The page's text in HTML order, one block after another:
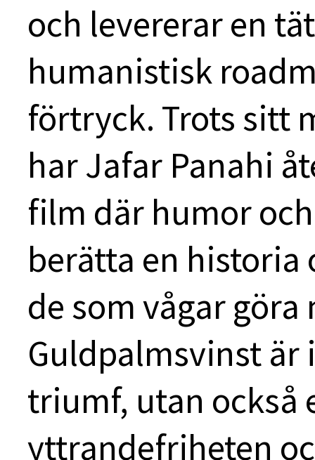
och levererar en
humanistisk
förtryck. Trots sitt
har Jafar Panahi
film där humor
berätta en historia
de som vågar
Guldpalmsvinst är
triumf, utan också
yttrandefriheten